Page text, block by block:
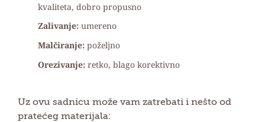
kvaliteta, dobro propusno
Zalivanje: umereno
Malčiranje:poželjno
Orezivanje: retko, blago korektivno
Uz ovu sadnicu može vam zatrebati i nešto od
pratećeg materijala: